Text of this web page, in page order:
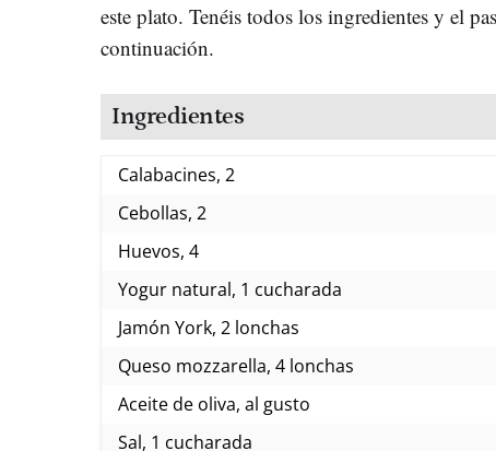
este plato. Tenéis todos los ingredientes y el
continuación.
Ingredientes
Calabacines, 2
Cebollas, 2
Huevos, 4
Yogur natural, 1 cucharada
Jamón York, 2 lonchas
Queso mozzarella, 4 lonchas
Aceite de oliva, al gusto
Sal, 1 cucharada